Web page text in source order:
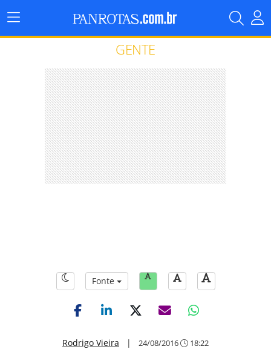
Menu
Principal
GENTE
Fonte
Rodrigo Vieira | 24/08/2016 18:22